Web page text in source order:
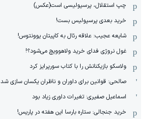
چپ استقلال، پرسپولیسی است(عکس)
خرید بعدی پرسپولیس بست!
شایعه عجیب: علاقه رئال به کاپیتان یوونتوس!
غول نروژی فدای خرید ولاهوویچ می‌شود؟!
ولاسکو بازیکنانش را با کتاب سورپرایز کرد
صالحی: قوانین برای داوران و ناظران یکسان سازی شد
اسماعیل صفیری: تغیرات داوری زیاد بود
خرید جنجالی: ستاره بارسا این هفته در پاریس!